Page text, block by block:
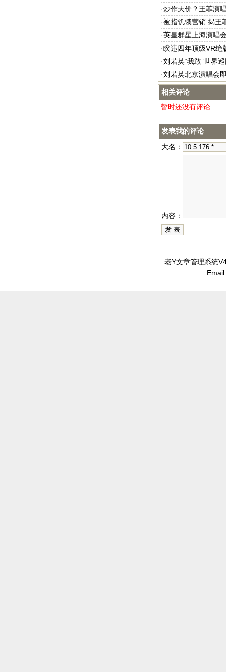
·炒作天价？王菲演
·被指饥饿营销 揭王
·英皇群星上海演唱
·睽违四年顶级VR绝
·刘若英“我敢”世界
·刘若英北京演唱会
相关评论
暂时还没有评论
发表我的评论
大名：
内容：
老Y文章管理系统